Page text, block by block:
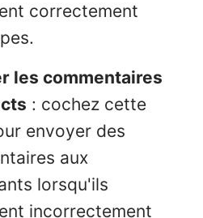
correctement
les commentaires
: cochez cette
envoyer des
aux
lorsqu'ils
incorrectement